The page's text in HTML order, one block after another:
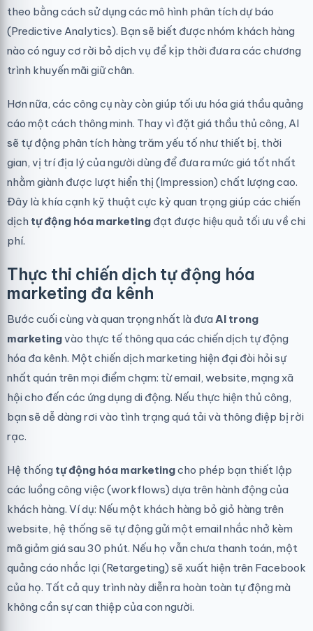
theo bằng cách sử dụng các mô hình phân tích dự báo
(Predictive Analytics). Bạn sẽ biết được nhóm khách hàng
nào có nguy cơ rời bỏ dịch vụ để kịp thời đưa ra các chương
trình khuyến mãi giữ chân.
Hơn nữa, các công cụ này còn giúp tối ưu hóa giá thầu quảng
cáo một cách thông minh. Thay vì đặt giá thầu thủ công, AI
sẽ tự động phân tích hàng trăm yếu tố như thiết bị, thời
gian, vị trí địa lý của người dùng để đưa ra mức giá tốt nhất
nhằm giành được lượt hiển thị (Impression) chất lượng cao.
Đây là khía cạnh kỹ thuật cực kỳ quan trọng giúp các chiến
dịch tự động hóa marketing đạt được hiệu quả tối ưu về chi
phí.
Thực thi chiến dịch tự động hóa
marketing đa kênh
Bước cuối cùng và quan trọng nhất là đưa AI trong
marketingvào thực tế thông qua các chiến dịch tự động
hóa đa kênh. Một chiến dịch marketing hiện đại đòi hỏi sự
nhất quán trên mọi điểm chạm: từ email, website, mạng xã
hội cho đến các ứng dụng di động. Nếu thực hiện thủ công,
bạn sẽ dễ dàng rơi vào tình trạng quá tải và thông điệp bị rời
rạc.
Hệ thống tự động hóa marketingcho phép bạn thiết lập
các luồng công việc (workflows) dựa trên hành động của
khách hàng. Ví dụ: Nếu một khách hàng bỏ giỏ hàng trên
website, hệ thống sẽ tự động gửi một email nhắc nhở kèm
mã giảm giá sau 30 phút. Nếu họ vẫn chưa thanh toán, một
quảng cáo nhắc lại (Retargeting) sẽ xuất hiện trên Facebook
của họ. Tất cả quy trình này diễn ra hoàn toàn tự động mà
không cần sự can thiệp của con người.